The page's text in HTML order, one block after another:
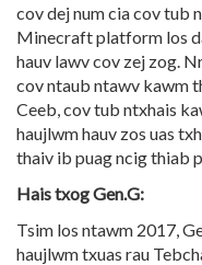
cov dej num cia cov tub
Minecraft platform los
hauv lawv cov zej zog.
cov ntaub ntawv kawm
Ceeb, cov tub ntxhais
haujlwm hauv zos uas
thaiv ib puag ncig thiab
Hais txog Gen.G:
Tsim los ntawm 2017,
haujlwm txuas rau